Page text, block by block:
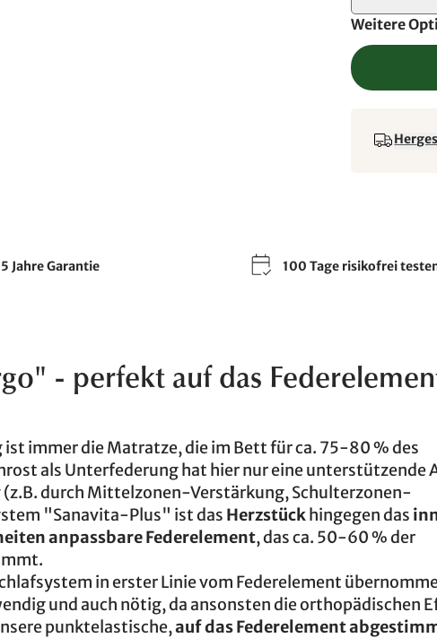
Weitere
5 Jahre Garantie 100 Tage risikofrei
- perfekt auf das
immer die Matratze, die im Bett für ca. 75-80 % des
als Unterfederung hat hier nur eine unterstützende
durch Mittelzonen-Verstärkung, Schulterzonen-
"Sanavita-Plus" ist das Herzstückhingegen das
anpassbare Federelement, das ca. 50-60 % der
in erster Linie vom Federelement
und auch nötig, da ansonsten die orthopädischen
punktelastische,auf das Federelement